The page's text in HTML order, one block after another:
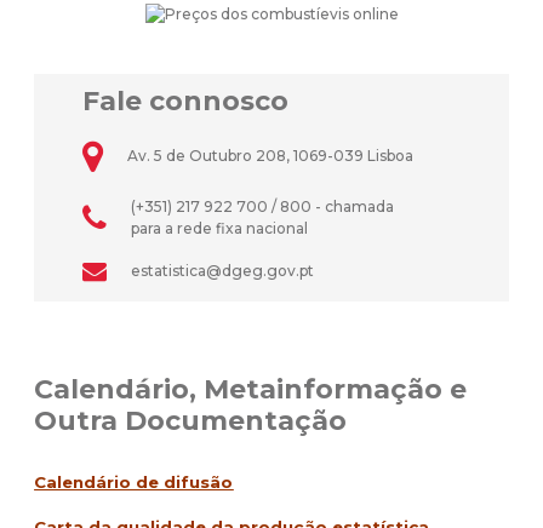
Fale connosco
Av. 5 de Outubro 208, 1069-039 Lisboa
(+351) 217 922 700 / 800 - chamada
para a rede fixa nacional
estatistica@dgeg.gov.pt
Calendário, Metainformação e
Outra Documentação
Calendário de difusão